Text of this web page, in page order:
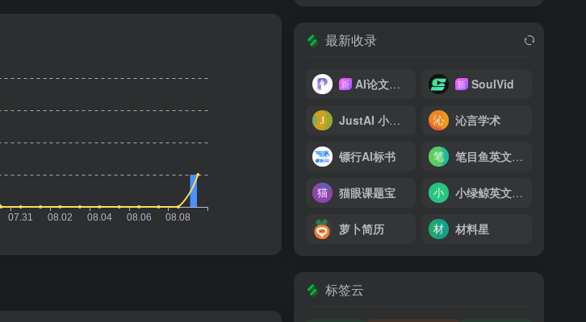
最新收录
新 AI论文写作 新 SoulVid
JustAI 小加同学 沁言学术
镖行AI标书 笔目鱼英文论文写作器
猫眼课题宝 小绿鲸英文文献阅读器
萝卜简历 材料星
标签云